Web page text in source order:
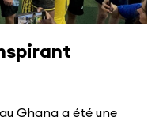
Ghana a été une